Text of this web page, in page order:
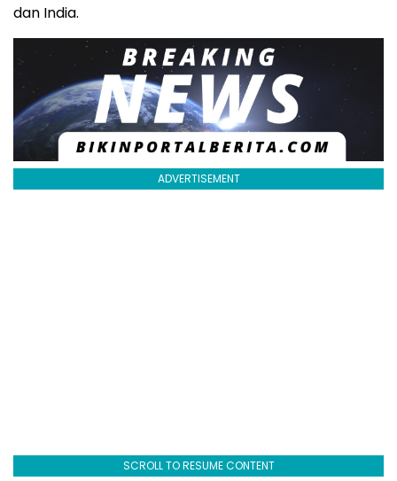
dan India.
ADVERTISEMENT
SCROLL TO RESUME CONTENT